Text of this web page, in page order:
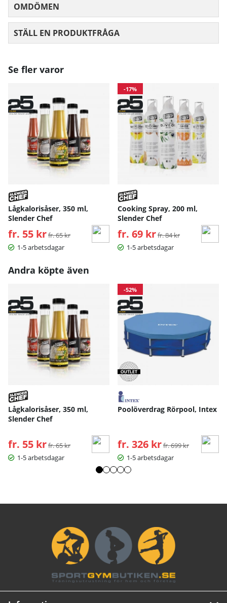
OMDÖMEN
STÄLL EN PRODUKTFRÅGA
Se fler varor
Lågkalorisåser, 350 ml,
Slender Chef
fr. 55 kr Ordinarie pris:
fr. 65 kr
1-5 arbetsdagar
-17%
Cooking Spray, 200 ml,
Slender Chef
fr. 69 kr Ordinarie pris:
fr. 84 kr
1-5 arbetsdagar
Andra köpte även
Lågkalorisåser, 350 ml,
Slender Chef
fr. 55 kr Ordinarie pris:
fr. 65 kr
1-5 arbetsdagar
-52%
Poolöverdrag Rörpool, Intex
fr. 326 kr Ordinarie pris:
fr. 699 kr
1-5 arbetsdagar